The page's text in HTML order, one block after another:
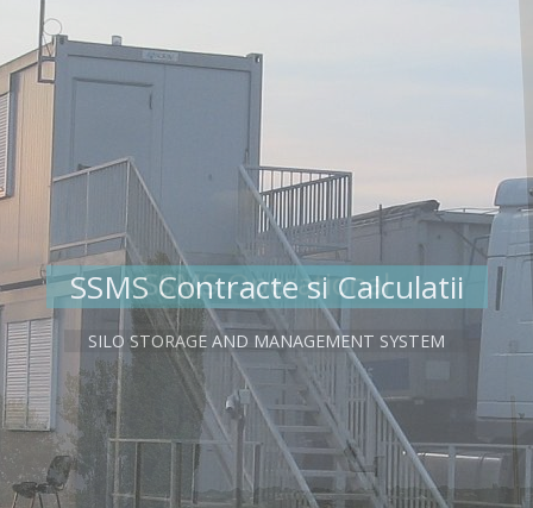
SSMS Contracte si Calculatii
SILO STORAGE AND MANAGEMENT SYSTEM
SSMS Operational
SILO STORAGE AND MANAGEMENT SYSTEM